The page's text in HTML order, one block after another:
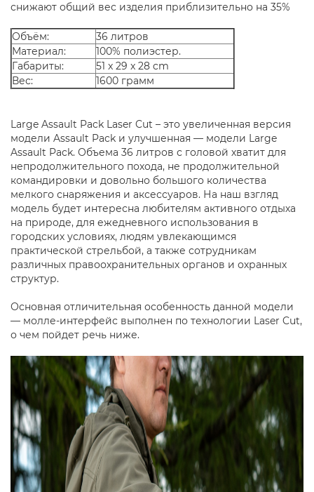
снижают общий вес изделия приблизительно на 35%
Объём:
36 литров
Материал:
100% полиэстер.
Габариты:
51 x 29 x 28 cm
Вес:
1600 грамм
Large Assault Pack Laser Cut – это увеличенная версия
модели Assault Pack и улучшенная — модели Large
Assault Pack. Объема 36 литров с головой хватит для
непродолжительного похода, не продолжительной
командировки и довольно большого количества
мелкого снаряжения и аксессуаров. На наш взгляд
модель будет интересна любителям активного отдыха
на природе, для ежедневного использования в
городских условиях, людям увлекающимся
практической стрельбой, а также сотрудникам
различных правоохранительных органов и охранных
структур.
Основная отличительная особенность данной модели
— молле-интерфейс выполнен по технологии Laser Cut,
о чем пойдет речь ниже.